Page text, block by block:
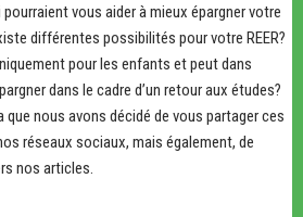
vous aider à mieux épargner votre
différentes possibilités pour votre REER?
pour les enfants et peut dans
dans le cadre d’un retour aux études?
que nous avons décidé de vous partager ces
réseaux sociaux, mais également, de
nos articles.